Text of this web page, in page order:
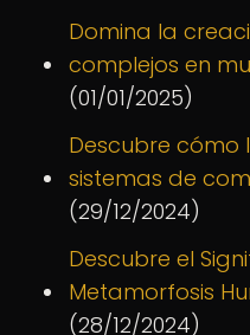
Domina la
complejos en
(01/01/2025)
Descubre cómo
sistemas de
(29/12/2024)
Descubre el
Metamorfosis
(28/12/2024)